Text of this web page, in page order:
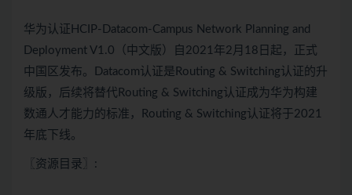
华为认证 HCIP-Datacom-Campus Network Planning and
Deployment V1.0（中文版）自2021年2月18日起，正式
中国区发布。Datacom认证是Routing & Switching认证的升
级版，后续将替代Routing & Switching认证成为华为构建
数通人才能力的标准，Routing & Switching认证将于2021
年底下线。
〖资源目录〗: